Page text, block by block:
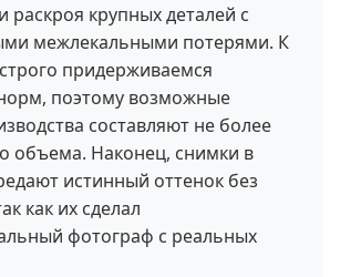
раскроя крупных деталей с
межлекальными потерями. К
придерживаемся
поэтому возможные
составляют не более
объема. Наконец, снимки в
истинный оттенок без
как их сделал
фотограф с реальных